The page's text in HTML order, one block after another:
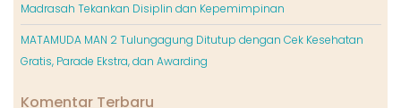
Madrasah Tekankan Disiplin dan Kepemimpinan
MATAMUDA MAN 2 Tulungagung Ditutup dengan Cek Kesehatan
Gratis, Parade Ekstra, dan Awarding
Komentar Terbaru